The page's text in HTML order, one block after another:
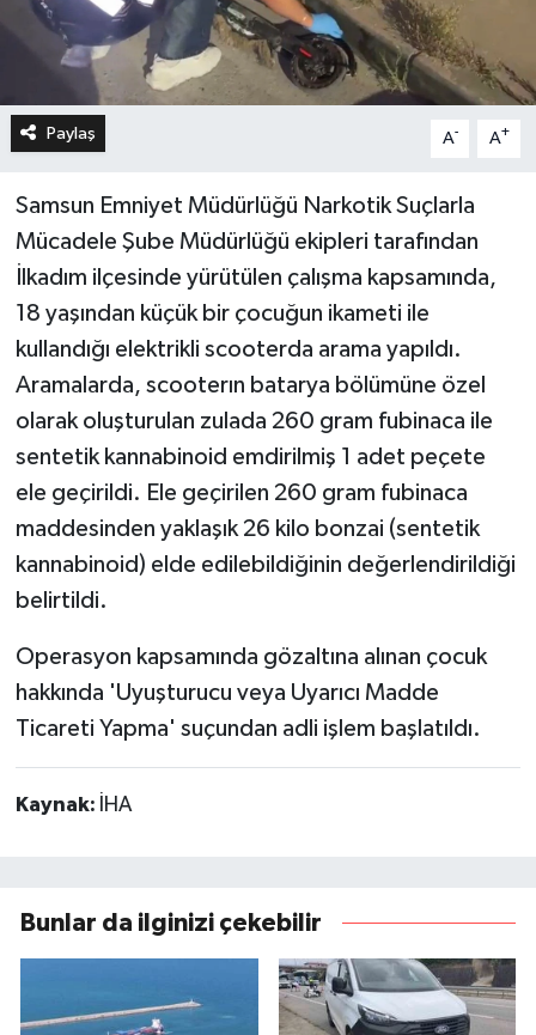
Paylaş A- A+
Samsun Emniyet Müdürlüğü Narkotik Suçlarla
Mücadele Şube Müdürlüğü ekipleri tarafından
İlkadım ilçesinde yürütülen çalışma kapsamında,
18 yaşından küçük bir çocuğun ikameti ile
kullandığı elektrikli scooterda arama yapıldı.
Aramalarda, scooterın batarya bölümüne özel
olarak oluşturulan zulada 260 gram fubinaca ile
sentetik kannabinoid emdirilmiş 1 adet peçete
ele geçirildi. Ele geçirilen 260 gram fubinaca
maddesinden yaklaşık 26 kilo bonzai (sentetik
kannabinoid) elde edilebildiğinin değerlendirildiği
belirtildi.
Operasyon kapsamında gözaltına alınan çocuk
hakkında 'Uyuşturucu veya Uyarıcı Madde
Ticareti Yapma' suçundan adli işlem başlatıldı.
Kaynak: İHA
Bunlar da ilginizi çekebilir